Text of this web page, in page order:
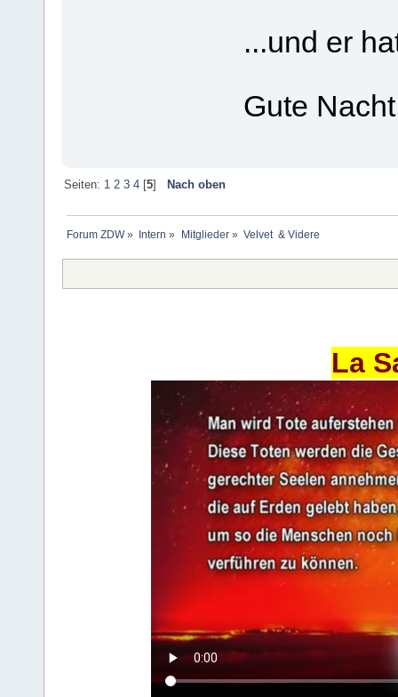
...und er
Gute
Seiten: 1 2 3 4[5] Nach oben
Forum ZDW» Intern » Mitglieder» Velvet  & Videre
La